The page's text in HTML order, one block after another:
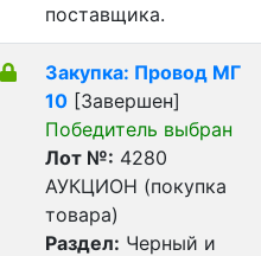
поставщика.
Закупка: Провод МГ
10 [Завершен]
Победитель выбран
Лот №: 4280
АУКЦИОН (покупка
товара)
Раздел: Черный и